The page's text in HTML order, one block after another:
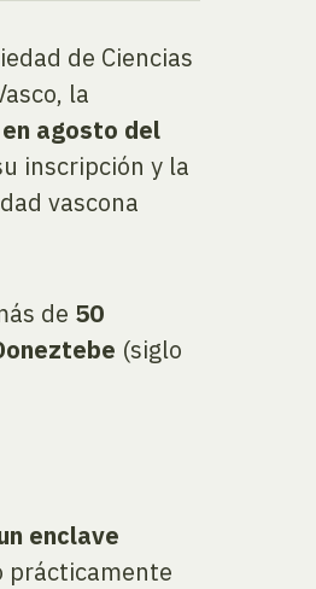
de Ciencias
la
agosto del
inscripción y la
vascona
de 50
(siglo
enclave
prácticamente